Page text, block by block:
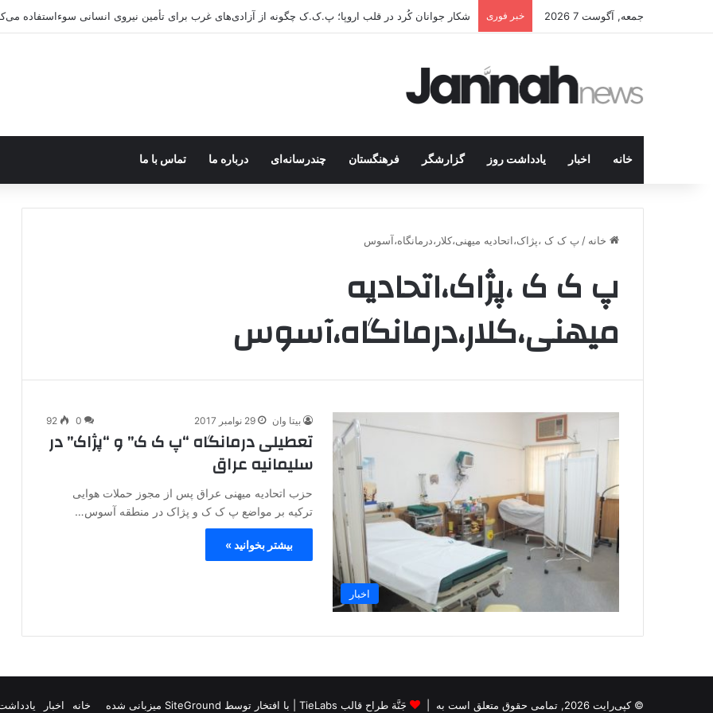
جمعه, آگوست 7 2026 خبر فوری شکار جوانان کُرد در قلب اروپا؛ پ.ک.ک چگونه از آزادی‌های غرب برای تأمین نیروی انسانی سوءاستفاده
خانه اخبار یادداشت روز گزارشگر فرهنگستان چندرسانه‌ای درباره ما تماس با ما
خانه / پ ک ک ،پژاک،اتحادیه میهنی،کلار،درمانگاه،آسوس
پ ک ک ،پژاک،اتحادیه
میهنی،کلار،درمانگاه،آسوس
اخبار
بیتا وان 29 نوامبر 2017 0
92
تعطیلی درمانگاه “پ ک ک” و “پژاک” در
سلیمانیه عراق
حزب اتحادیه میهنی عراق پس از مجوز حملات هوایی
ترکیه بر مواضع پ ک ک و پژاک در منطقه آسوس…
بیشتر بخوانید »
© کپی‌رایت 2026, تمامی حقوق متعلق است به | جَنَّة طراح قالب TieLabs | با افتخار توسط SiteGround میزبانی شده خانه اخبار